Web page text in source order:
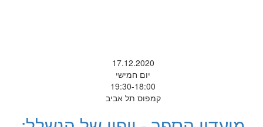
17.12.2020
יום חמישי
19:30-18:00
קמפוס תל אביב